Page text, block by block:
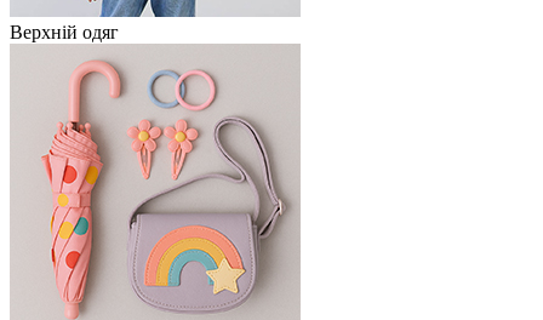
Верхній одяг